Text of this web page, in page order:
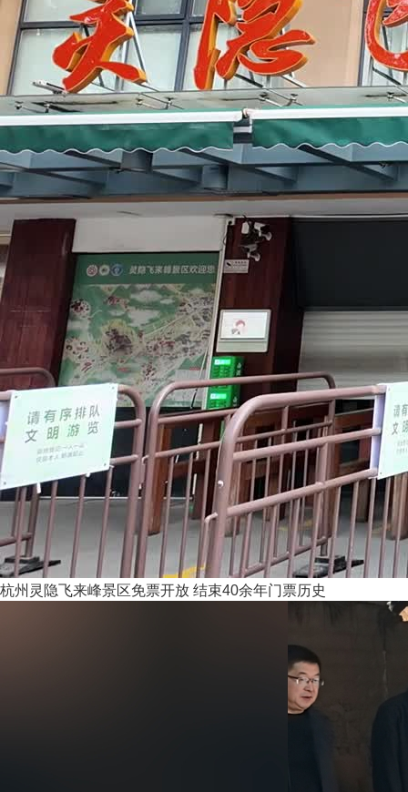
杭州灵隐飞来峰景区免票开放 结束40余年门票历史